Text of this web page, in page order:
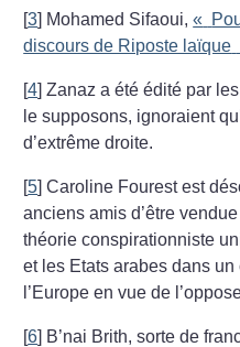
[3] Mohamed Sifaoui,«
discours de Riposte laïque
[4]Zanaz a été édité par
le supposons, ignoraient
d’extrême droite.
[5]Caroline Fourest est
anciens amis d’être vendue
théorie conspirationniste
et les Etats arabes dans
l’Europe en vue de
[6] B’nai Brith, sorte de